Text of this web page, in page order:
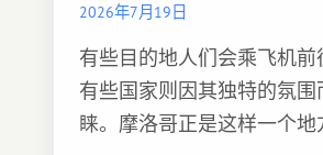
2026年7月19日
有些目的地人们会乘飞机前
有些国家则因其独特的氛围
睐。摩洛哥正是这样一个地